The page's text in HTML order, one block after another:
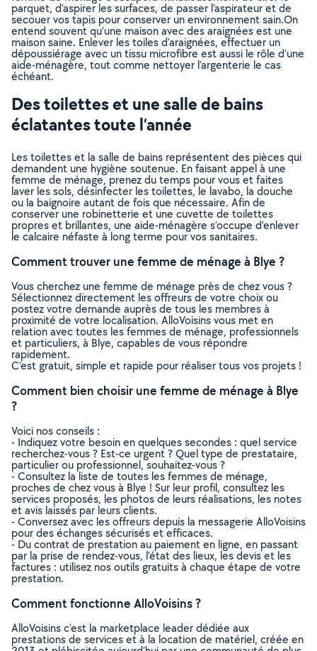
parquet, d’aspirer les surfaces, de passer l’aspirateur et de
secouer vos tapis pour conserver un environnement sain.On
entend souvent qu’une maison avec des araignées est une
maison saine. Enlever les toiles d’araignées, effectuer un
dépoussiérage avec un tissu microfibre est aussi le rôle d’une
aide-ménagère, tout comme nettoyer l’argenterie le cas
échéant.
Des toilettes et une salle de bains
éclatantes toute l’année
Les toilettes et la salle de bains représentent des pièces qui
demandent une hygiène soutenue. En faisant appel à une
femme de ménage, prenez du temps pour vous et faites
laver les sols, désinfecter les toilettes, le lavabo, la douche
ou la baignoire autant de fois que nécessaire. Afin de
conserver une robinetterie et une cuvette de toilettes
propres et brillantes, une aide-ménagère s’occupe d’enlever
le calcaire néfaste à long terme pour vos sanitaires.
Comment trouver une femme de ménage à Blye ?
Vous cherchez une femme de ménage près de chez vous ?
Sélectionnez directement les offreurs de votre choix ou
postez votre demande auprès de tous les membres à
proximité de votre localisation. AlloVoisins vous met en
relation avec toutes les femmes de ménage, professionnels
et particuliers, à Blye, capables de vous répondre
rapidement.
C’est gratuit, simple et rapide pour réaliser tous vos projets !
Comment bien choisir une femme de ménage à Blye
?
Voici nos conseils :
- Indiquez votre besoin en quelques secondes : quel service
recherchez-vous ? Est-ce urgent ? Quel type de prestataire,
particulier ou professionnel, souhaitez-vous ?
- Consultez la liste de toutes les femmes de ménage,
proches de chez vous à Blye ! Sur leur profil, consultez les
services proposés, les photos de leurs réalisations, les notes
et avis laissés par leurs clients.
- Conversez avec les offreurs depuis la messagerie AlloVoisins
pour des échanges sécurisés et efficaces.
- Du contrat de prestation au paiement en ligne, en passant
par la prise de rendez-vous, l’état des lieux, les devis et les
factures : utilisez nos outils gratuits à chaque étape de votre
prestation.
Comment fonctionne AlloVoisins ?
AlloVoisins c’est la marketplace leader dédiée aux
prestations de services et à la location de matériel, créée en